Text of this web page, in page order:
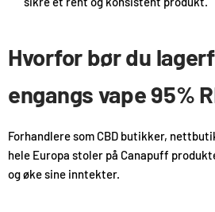
Hvorfor bør du
engangs vape 95%
Forhandlere som CBD butikker,
hele Europa stoler på Canapuff
og øke sine inntekter.